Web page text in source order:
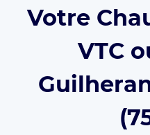
Votre
VTC